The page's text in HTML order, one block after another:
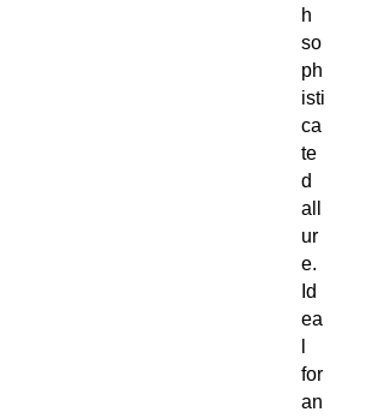
h
so
ph
isti
ca
te
d
all
ur
e.
Id
ea
for
an